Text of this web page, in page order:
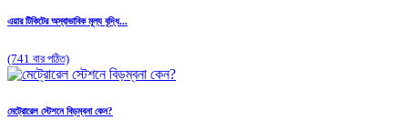
এয়ার টিকিটের অস্বাভাবিক মূল্য বৃদ্ধি...
(741 বার পঠিত)
মেট্রোরেল স্টেশনে বিড়ম্বনা কেন?